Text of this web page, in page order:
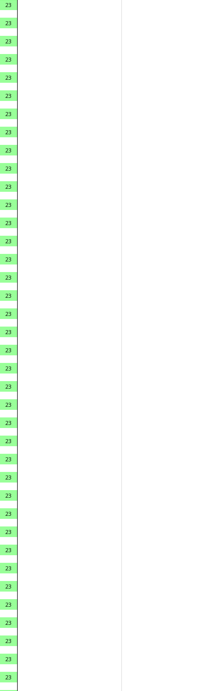
23
23
23
23
23
23
23
23
23
23
23
23
23
23
23
23
23
23
23
23
23
23
23
23
23
23
23
23
23
23
23
23
23
23
23
23
23
23